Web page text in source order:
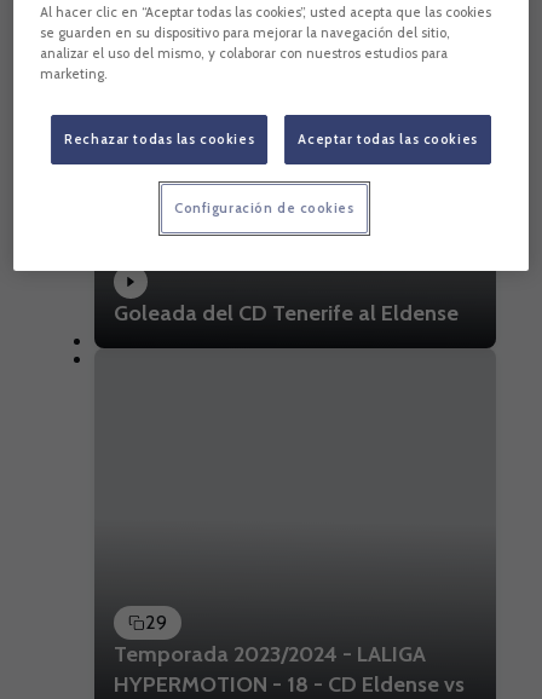
Goleada del CD Tenerife al Eldense
29
Temporada 2023/2024 - LALIGA
HYPERMOTION - 18 - CD Eldense vs
Al hacer clic en “Aceptar todas las cookies”, usted acepta que las cookies
se guarden en su dispositivo para mejorar la navegación del sitio,
analizar el uso del mismo, y colaborar con nuestros estudios para
marketing.
Rechazar todas las cookies Aceptar todas las cookies
Configuración de cookies